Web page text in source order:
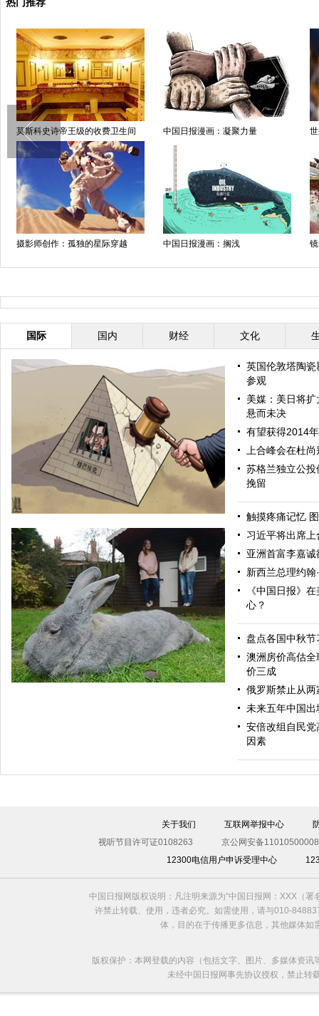
莫斯科史诗帝王级的收费卫生间 中国日报漫画：凝聚力量
摄影师创作：孤独的星际穿越 中国日报漫画：搁浅
国际 国内 财经 文化
中国日报漫画：解救
英国巨兔重达6公斤身长近1米 身材秒杀宠物狗
英国伦敦塔陶
参观
美媒：美日将
悬而未决
有望获得2014
上合峰会在杜
苏格兰独立公
挽留
触摸疼痛记忆
习近平将出席
亚洲首富李嘉
新西兰总理约翰
《中国日报》
心？
盘点各国中秋节
澳洲房价高估
价三成
俄罗斯禁止从
未来五年中国
安倍改组自民
因素
关于我们 互联网举报中心
视听节目许可证0108263
京公网安备
12300电信用户申诉受理中心
中国日报网版权说明：凡注明来源为“中国日报网：XXX（
许禁止转载、使用，违者必究。如需使用，请与010-
体，目的在于传播更多信息，其他媒体
版权保护：本网登载的内容（包括文字、图片、多媒体资
未经中国日报网事先协议授权，禁止转